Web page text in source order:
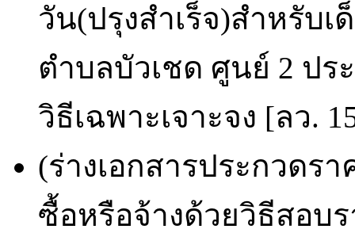
วัน(ปรุงสำเร็จ)สำหรับ
ตำบลบัวเชด ศูนย์ 2 ปร
วิธีเฉพาะเจาะจง [ลว.
(ร่างเอกสารประกวดรา
ซื้อหรือจ้างด้วยวิธีสอบ